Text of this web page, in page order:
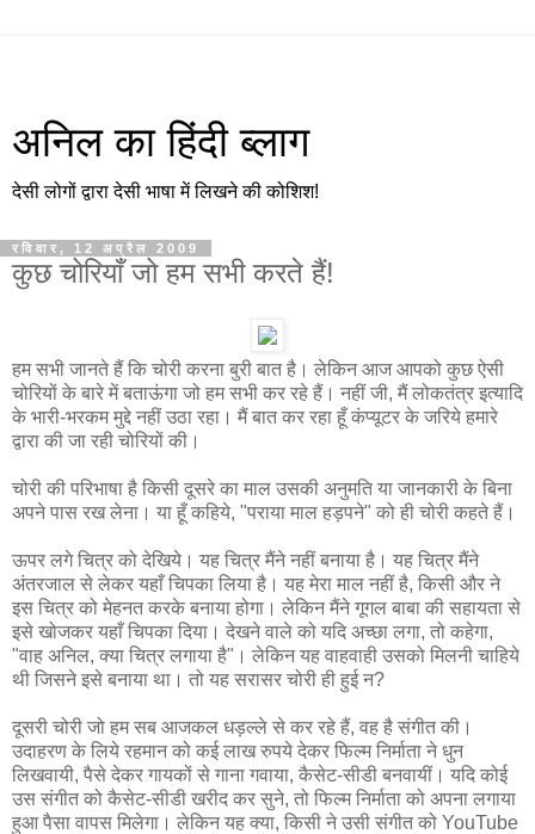
अनिल का हिंदी ब्लाग
देसी लोगों द्वारा देसी भाषा में लिखने की कोशिश!
रविवार, 12 अप्रैल 2009
कुछ चोरियाँ जो हम सभी करते हैं!
हम सभी जानते हैं कि चोरी करना बुरी बात है। लेकिन आज आपको कुछ ऐसी
चोरियों के बारे में बताऊंगा जो हम सभी कर रहे हैं। नहीं जी, मैं लोकतंत्र इत्यादि
के भारी-भरकम मुद्दे नहीं उठा रहा। मैं बात कर रहा हूँ कंप्यूटर के जरिये हमारे
द्वारा की जा रही चोरियों की।
चोरी की परिभाषा है किसी दूसरे का माल उसकी अनुमति या जानकारी के बिना
अपने पास रख लेना। या हूँ कहिये, "पराया माल हड़पने" को ही चोरी कहते हैं।
ऊपर लगे चित्र को देखिये। यह चित्र मैंने नहीं बनाया है। यह चित्र मैंने
अंतरजाल से लेकर यहाँ चिपका लिया है। यह मेरा माल नहीं है, किसी और ने
इस चित्र को मेहनत करके बनाया होगा। लेकिन मैंने गूगल बाबा की सहायता से
इसे खोजकर यहाँ चिपका दिया। देखने वाले को यदि अच्छा लगा, तो कहेगा,
"वाह अनिल, क्या चित्र लगाया है"। लेकिन यह वाहवाही उसको मिलनी चाहिये
थी जिसने इसे बनाया था। तो यह सरासर चोरी ही हुई न?
दूसरी चोरी जो हम सब आजकल धड़ल्ले से कर रहे हैं, वह है संगीत की।
उदाहरण के लिये रहमान को कई लाख रुपये देकर फिल्म निर्माता ने धुन
लिखवायी, पैसे देकर गायकों से गाना गवाया, कैसेट-सीडी बनवायीं। यदि कोई
उस संगीत को कैसेट-सीडी खरीद कर सुने, तो फिल्म निर्माता को अपना लगाया
हुआ पैसा वापस मिलेगा। लेकिन यह क्या, किसी ने उसी संगीत को YouTube